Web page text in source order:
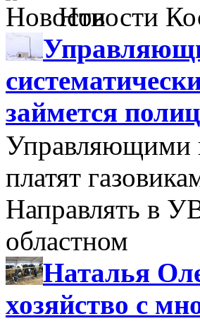
Новости
займется
Управляющими
платят
Направлять в
областном
Наталья
хозяйство с